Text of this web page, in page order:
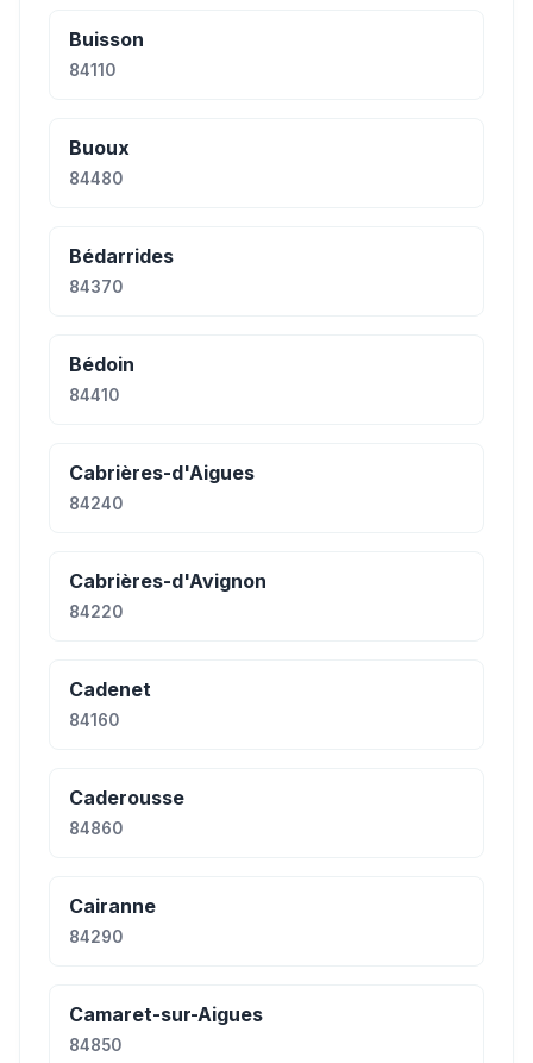
Buisson
84110
Buoux
84480
Bédarrides
84370
Bédoin
84410
Cabrières-d'Aigues
84240
Cabrières-d'Avignon
84220
Cadenet
84160
Caderousse
84860
Cairanne
84290
Camaret-sur-Aigues
84850